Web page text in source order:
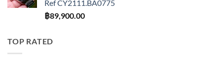
Ref CY2111.BA0775
฿89,900.00
TOP RATED